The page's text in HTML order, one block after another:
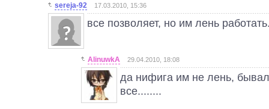
sereja-92 17.03.2010, 15:36
все позволяет, но им лень
AlinuwkA 29.04.2010, 18:08
да нифига им не лень,
все........